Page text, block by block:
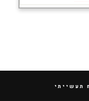
תעשייתי